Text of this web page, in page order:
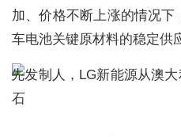
加、价格不断上涨的情况
车电池关键原材料的稳定供